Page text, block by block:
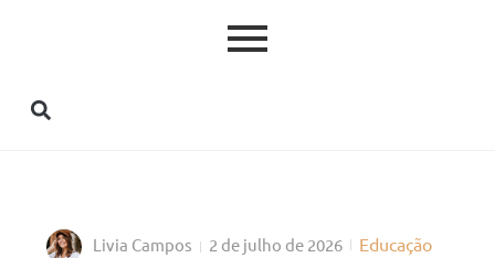
Livia Campos 2 de julho de 2026 Educação